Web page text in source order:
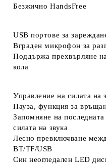
Безжично HandsFree
USB портове за
Вграден микрофон за
Поддържа прехвърляне
кола
Управление на силата на
Пауза, функция за
Запомняне на
силата на звука
Лесно превключване
BT/TF/USB
Син неогледален LED